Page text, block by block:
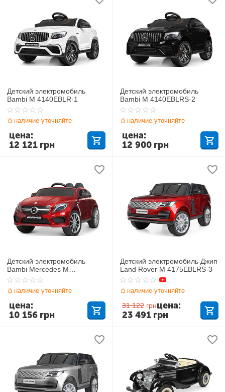
Детский электромобиль
Bambi M 4140EBLR-1
наличие уточняйте
12 121 грн
цена:
Детский электромобиль
Bambi M 4140EBLRS-2
наличие уточняйте
12 900 грн
цена:
Детский электромобиль
Bambi Mercedes M
4124EBLRS-3
наличие уточняйте
10 156 грн
цена:
Детский электромобиль Джип
Land Rover M 4175EBLRS-3
наличие уточняйте
31 122 грн
23 491 грн
цена: